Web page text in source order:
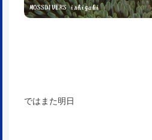
ではまた明日